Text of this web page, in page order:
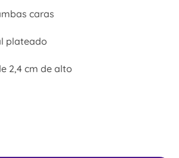
es:
2,00 €.
caras
plateado
2,4 cm de alto
de Fátima cantidad